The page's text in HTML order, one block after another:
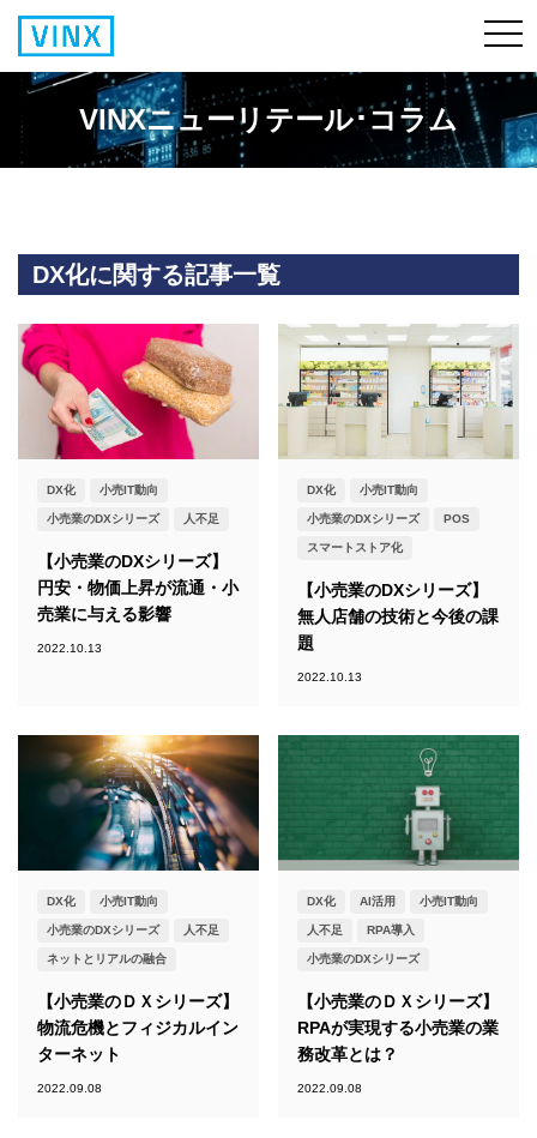
VINXニューリテール･コラム
DX化に関する記事一覧
DX化 小売IT動向
小売業のDXシリーズ 人不足
【小売業のDXシリーズ】
円安・物価上昇が流通・小
売業に与える影響
2022.10.13
DX化 小売IT動向
小売業のDXシリーズ POS
スマートストア化
【小売業のDXシリーズ】
無人店舗の技術と今後の課
題
2022.10.13
DX化 小売IT動向
小売業のDXシリーズ 人不足
ネットとリアルの融合
【小売業のＤＸシリーズ】
物流危機とフィジカルイン
ターネット
2022.09.08
DX化 AI活用 小売IT動向
人不足 RPA導入
小売業のDXシリーズ
【小売業のＤＸシリーズ】
RPAが実現する小売業の業
務改革とは？
2022.09.08